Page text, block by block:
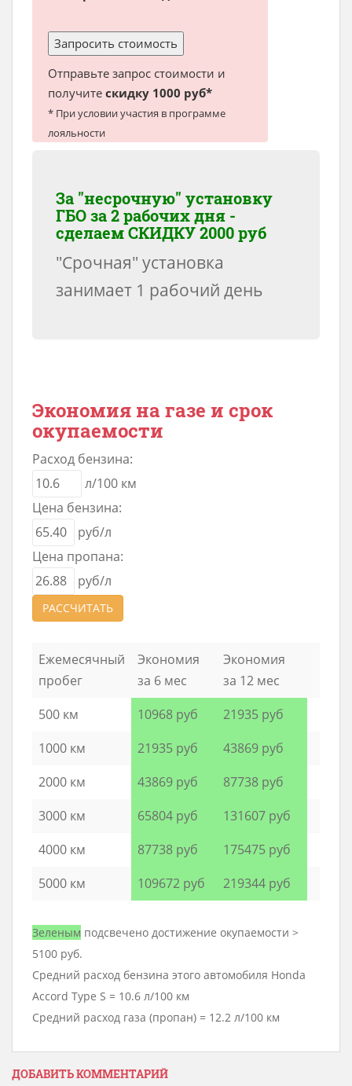
Отправьте запрос стоимости и
получите скидку 1000 руб*
* При условии участия в программе
лояльности
За "несрочную" установку
ГБО за 2 рабочих дня -
сделаемСКИДКУ 2000 руб
"Срочная" установка
занимает 1 рабочий день
Экономия на газе и срок
окупаемости
Расход бензина:
л/100 км
Цена бензина:
руб/л
Цена пропана:
руб/л
РАССЧИТАТЬ
Ежемесячный
пробег
Экономия
за 6 мес
Экономия
за 12 мес
500 км
10968 руб
21935 руб
1000 км
21935 руб
43869 руб
2000 км
43869 руб
87738 руб
3000 км
65804 руб
131607 руб
4000 км
87738 руб
175475 руб
5000 км
109672 руб 219344 руб
Зеленым подсвечено достижение окупаемости >
5100 руб.
Средний расход бензина этого автомобиля Honda
Accord Type S = 10.6 л/100 км
Средний расход газа (пропан) = 12.2 л/100 км
ДОБАВИТЬ КОММЕНТАРИЙ